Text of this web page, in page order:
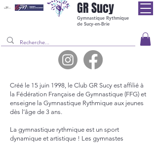
GRSucy
Gymnastique Rythmique
de Sucy-en-Brie
Créé le 15 juin 1998, le Club GR Sucy est affilié à
la Fédération Française de Gymnastique (FFG) et
enseigne la Gymnastique Rythmique aux jeunes
dès l’âge de 3 ans.
La gymnastique rythmique est ​un sport
dynamique et artistique ! Les gymnastes